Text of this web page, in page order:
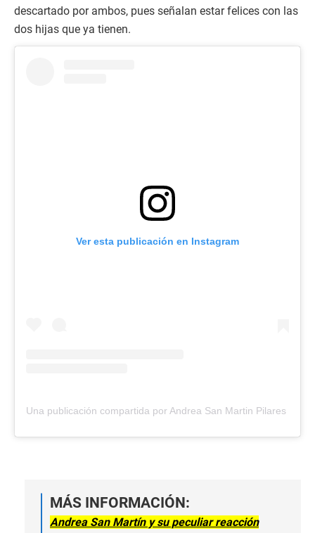
descartado por ambos, pues señalan estar felices con las
dos hijas que ya tienen.
Ver esta publicación en Instagram
Una publicación compartida por Andrea San Martin Pilares
MÁS INFORMACIÓN:
Andrea San Martín y su peculiar reacción